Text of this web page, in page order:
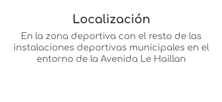
Localización
En la zona deportiva con el resto de las
instalaciones deportivas municipales en el
entorno de la Avenida Le Haillan